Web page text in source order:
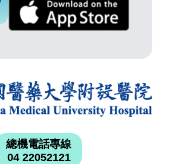
總機電話專線
04 22052121